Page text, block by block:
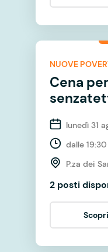
NUOVE
Cena
lunedì 31
dalle
P.za dei
2 posti